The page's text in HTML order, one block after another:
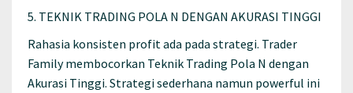
5. TEKNIK TRADING POLA N DENGAN AKURASI TINGGI
Rahasia konsisten profit ada pada strategi. Trader
Family membocorkan Teknik Trading Pola N dengan
Akurasi Tinggi. Strategi sederhana namun powerful ini